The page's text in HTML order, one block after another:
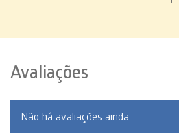
Avaliações
Não há avaliações ainda.